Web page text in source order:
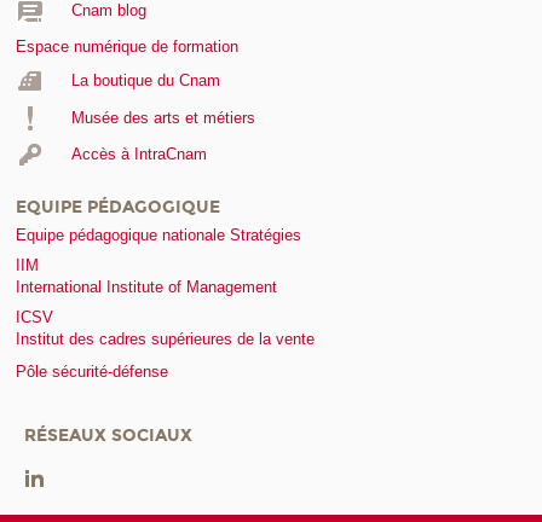
Cnam blog
Espace numérique de formation
La boutique du Cnam
Musée des arts et métiers
Accès à IntraCnam
EQUIPE PÉDAGOGIQUE
Equipe pédagogique nationale Stratégies
IIM
International Institute of Management
ICSV
Institut des cadres supérieures de la vente
Pôle sécurité-défense
RÉSEAUX SOCIAUX